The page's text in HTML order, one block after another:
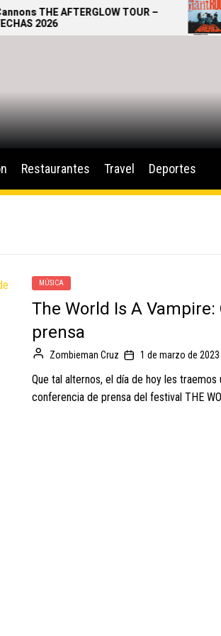
THE AFTERGLOW TOUR –
2026
Restaurantes Travel Deportes
MÚSICA
The World Is A
prensa
Zombieman Cruz 1 de marzo de 2023
Que tal alternos, el día de hoy les
conferencia de prensa del festival THE